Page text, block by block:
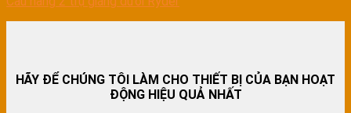
HÃY ĐỂ CHÚNG TÔI LÀM CHO THIẾT BỊ CỦA BẠN HOẠT
ĐỘNG HIỆU QUẢ NHẤT